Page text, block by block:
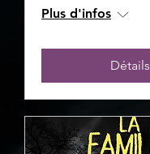
Plus d'infos
Détails